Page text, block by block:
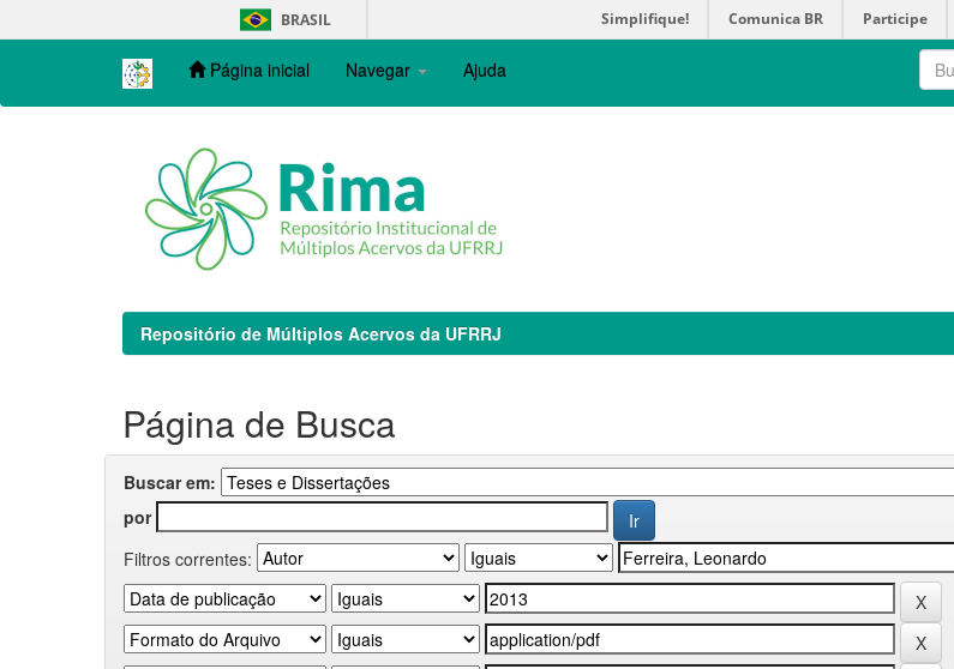
navigation
BRASIL Simplifique! Comunica BR Participe
Página inicial Navegar Ajuda
Repositório de Múltiplos Acervos da UFRRJ
Página de Busca
Buscar em:
por
Filtros correntes: